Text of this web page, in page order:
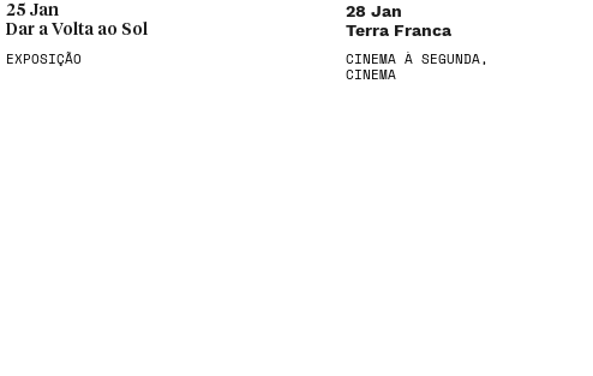
25 Jan
Dar a Volta ao Sol
EXPOSIÇÃO
28 Jan
Terra Franca
CINEMA À SEGUNDA,
CINEMA